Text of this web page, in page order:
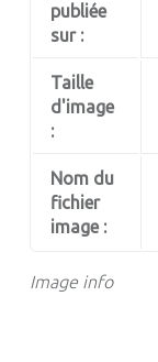
Image info
publiée
sur :
Taille
d'image
:
Nom du
fichier
image :